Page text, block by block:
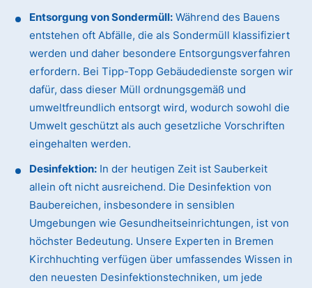
Entsorgung von Sondermüll: Während des Bauens
entstehen oft Abfälle, die als Sondermüll klassifiziert
werden und daher besondere Entsorgungsverfahren
erfordern. Bei Tipp-Topp Gebäudedienste sorgen wir
dafür, dass dieser Müll ordnungsgemäß und
umweltfreundlich entsorgt wird, wodurch sowohl die
Umwelt geschützt als auch gesetzliche Vorschriften
eingehalten werden.
Desinfektion: In der heutigen Zeit ist Sauberkeit
allein oft nicht ausreichend. Die Desinfektion von
Baubereichen, insbesondere in sensiblen
Umgebungen wie Gesundheitseinrichtungen, ist von
höchster Bedeutung. Unsere Experten in Bremen
Kirchhuchting verfügen über umfassendes Wissen in
den neuesten Desinfektionstechniken, um jede